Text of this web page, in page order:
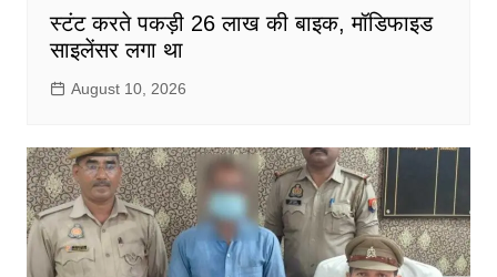
स्टंट करते पकड़ी 26 लाख की बाइक, मॉडिफाइड
साइलेंसर लगा था
August 10, 2026